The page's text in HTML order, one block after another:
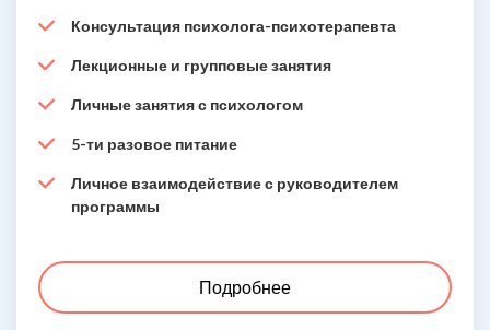
Консультация психолога-психотерапевта
Лекционные и групповые занятия
Личные занятия с психологом
5-ти разовое питание
Личное взаимодействие с руководителем
программы
Подробнее